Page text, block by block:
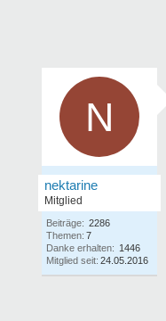
N
nektarine
Mitglied
Beiträge: 2286
Themen: 7
Danke erhalten: 1446
Mitglied seit: 24.05.2016